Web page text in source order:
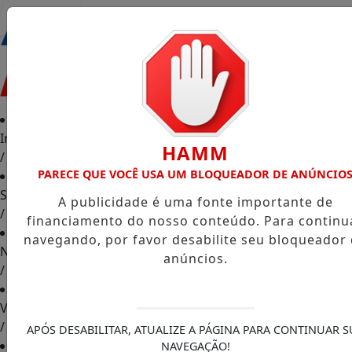
Início
/
Sociais
/
Notícias
/
Vídeos
/
HAMM
PARECE QUE VOCÊ USA UM BLOQUEADOR DE ANÚNCIOS
A publicidade é uma fonte importante de
financiamento do nosso conteúdo. Para
navegando, por favor desabilite seu bloqueador
anúncios.
APÓS DESABILITAR, ATUALIZE A PÁGINA PARA CONTINUAR
NAVEGAÇÃO!